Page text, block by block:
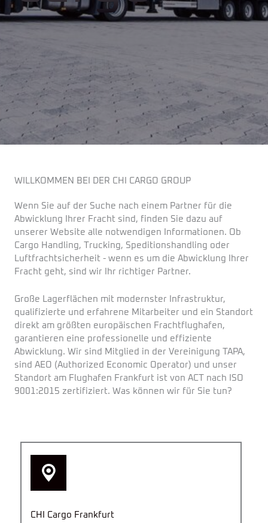
WILLKOMMEN BEI DER CHI CARGO GROUP
Wenn Sie auf der Suche nach einem Partner für die
Abwicklung Ihrer Fracht sind, finden Sie dazu auf
unserer Website alle notwendigen Informationen. Ob
Cargo Handling, Trucking, Speditionshandling oder
Luftfrachtsicherheit - wenn es um die Abwicklung Ihrer
Fracht geht, sind wir Ihr richtiger Partner.
Große Lagerflächen mit modernster Infrastruktur,
qualifizierte und erfahrene Mitarbeiter und ein Standort
direkt am größten europäischen Frachtflughafen,
garantieren eine professionelle und effiziente
Abwicklung. Wir sind Mitglied in der Vereinigung TAPA,
sind AEO (Authorized Economic Operator) und unser
Standort am Flughafen Frankfurt ist von ACT nach ISO
9001:2015 zertifiziert. Was können wir für Sie tun?
CHI Cargo Frankfurt